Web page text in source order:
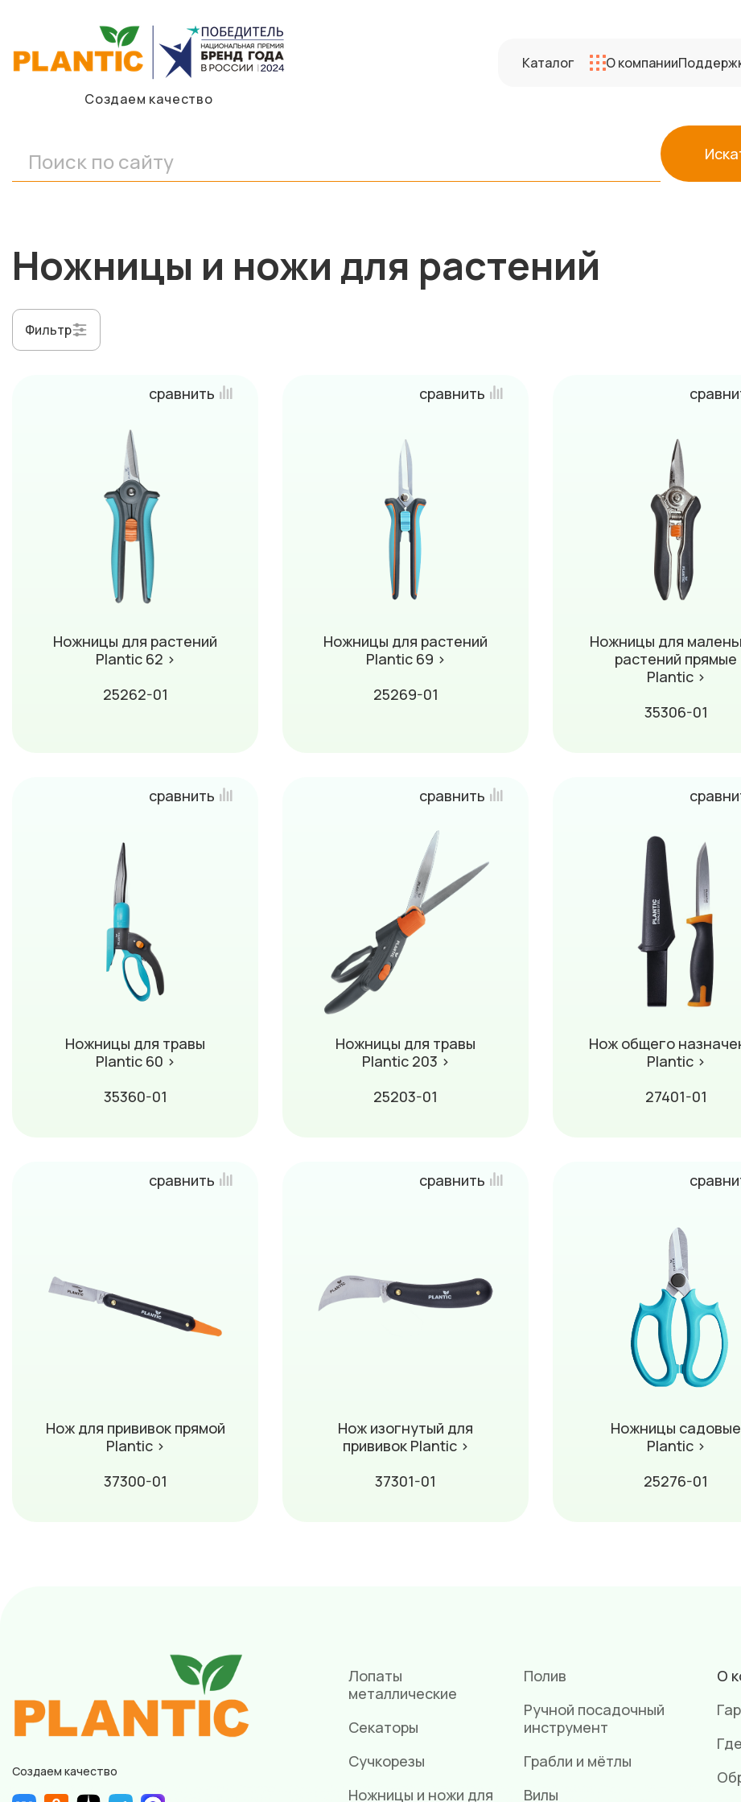
Создаем качество
Каталог О компании
Ножницы и ножи для растений
Фильтр
сравнить
Ножницы для растений
Plantic 62 ›
25262-01
сравнить
Ножницы для растений
Plantic 69 ›
25269-01
Ножницы для
растений прямые
Plantic ›
35306-01
сравнить
Ножницы для травы
Plantic 60 ›
35360-01
сравнить
Ножницы для травы
Plantic 203 ›
25203-01
Нож общего
Plantic ›
27401-01
сравнить
Нож для прививок прямой
Plantic ›
37300-01
сравнить
Нож изогнутый для
прививок Plantic ›
37301-01
Ножницы садовые
Plantic ›
25276-01
Создаем качество
Лопаты
металлические
Секаторы
Сучкорезы
Ножницы и ножи для
Полив
Ручной посадочный
инструмент
Грабли и мётлы
Вилы
О